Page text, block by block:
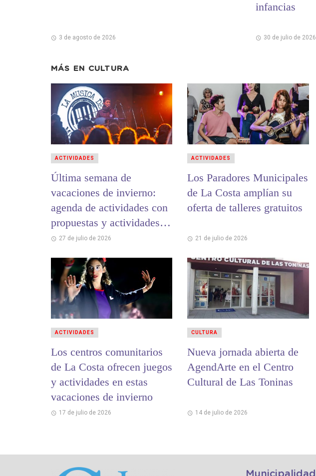
3 de agosto de 2026
infancias
30 de julio de 2026
MÁS EN CULTURA
Última semana de
vacaciones de invierno:
agenda de actividades con
propuestas y actividades
para toda la familia
27 de julio de 2026
ACTIVIDADES
Los Paradores Municipales
de La Costa amplían su
oferta de talleres gratuitos
21 de julio de 2026
ACTIVIDADES
Los centros comunitarios
de La Costa ofrecen juegos
y actividades en estas
vacaciones de invierno
17 de julio de 2026
ACTIVIDADES
Nueva jornada abierta de
AgendArte en el Centro
Cultural de Las Toninas
14 de julio de 2026
CULTURA
Municipalidad